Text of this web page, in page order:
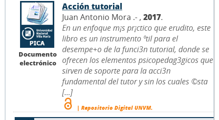
Documento
electrónico
Acción tutorial
Juan Antonio Mora .- , 2017.
En un enfoque m¡s pr¡ctico que erudito, este
libro es un instrumento ºtil para el
desempe+o de la funci3n tutorial, donde se
ofrecen los elementos psicopedag3gicos que
sirven de soporte para la acci3n
fundamental del tutor y sin los cuales ©sta
[...]
| Repositorio Digital UNVM.